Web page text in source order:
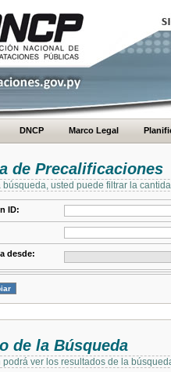
DNCP Marco Legal
de Precalificaciones
búsqueda, usted puede filtrar la
ID:
desde:
de la Búsqueda
podrá ver los resultados de la